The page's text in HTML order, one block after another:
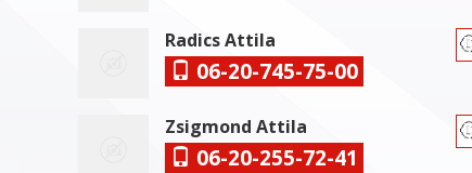
Radics Attila
06-20-745-75-00
Zsigmond Attila
06-20-255-72-41